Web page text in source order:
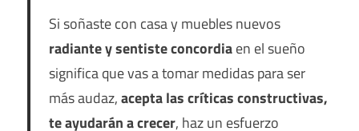
Si soñaste con casa y muebles nuevos
radiante y sentiste concordiaen el sueño
significa que vas a tomar medidas para ser
más audaz,acepta las críticas constructivas,
te ayudarán a crecer, haz un esfuerzo